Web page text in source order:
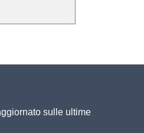
sulle ultime